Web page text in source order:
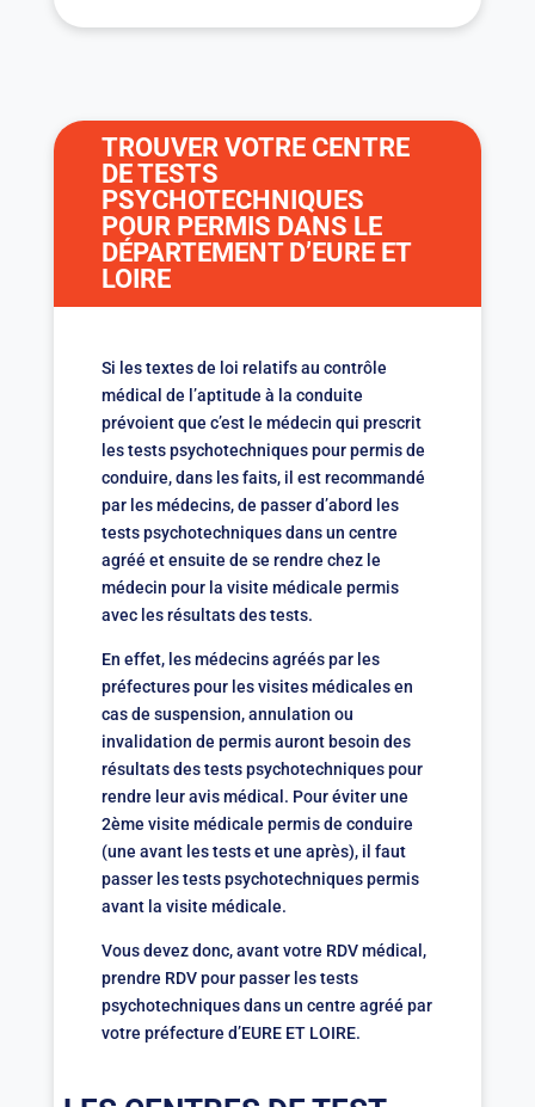
TROUVER VOTRE CENTRE
DE TESTS
PSYCHOTECHNIQUES
POUR PERMIS DANS LE
DÉPARTEMENT D’EURE ET
LOIRE
Si les textes de loi relatifs au contrôle
médical de l’aptitude à la conduite
prévoient que c’est le médecin qui prescrit
les tests psychotechniques pour permis de
conduire, dans les faits, il est recommandé
par les médecins, de passer d’abord les
tests psychotechniques dans un centre
agréé et ensuite de se rendre chez le
médecin pour la visite médicale permis
avec les résultats des tests.
En effet, les médecins agréés par les
préfectures pour les visites médicales en
cas de suspension, annulation ou
invalidation de permis auront besoin des
résultats des tests psychotechniques pour
rendre leur avis médical. Pour éviter une
2ème visite médicale permis de conduire
(une avant les tests et une après), il faut
passer les tests psychotechniques permis
avant la visite médicale.
Vous devez donc, avant votre RDV médical,
prendre RDV pour passer les tests
psychotechniques dans un centre agréé par
votre préfecture d’EURE ET LOIRE.